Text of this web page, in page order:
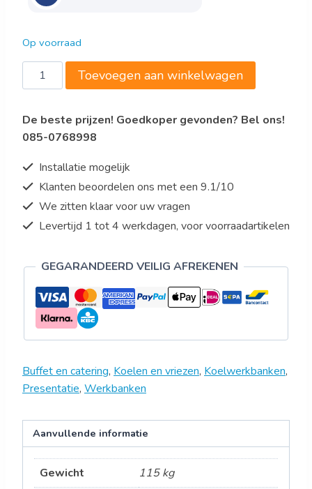
Op voorraad
KOELWERKBANK
GLASOPSTAND
DEUREN
aantal
Toevoegen aan winkelwagen
De beste prijzen! Goedkoper gevonden? Bel ons!
085-0768998
Installatie mogelijk
Klanten beoordelen ons met een 9.1/10
We zitten klaar voor uw vragen
Levertijd 1 tot 4 werkdagen, voor voorraadartikelen
GEGARANDEERD VEILIG AFREKENEN
Buffet en catering, Koelen en vriezen, Koelwerkbanken,
Presentatie, Werkbanken
Aanvullende informatie
Gewicht
115 kg